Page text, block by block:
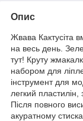
Опис
Жвава Кактусіта
на весь день.
тут! Круту
набором для
інструмент для
легкий
Після повного
акуратному